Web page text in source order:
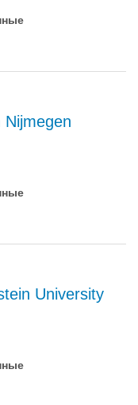
Nijmegen
University